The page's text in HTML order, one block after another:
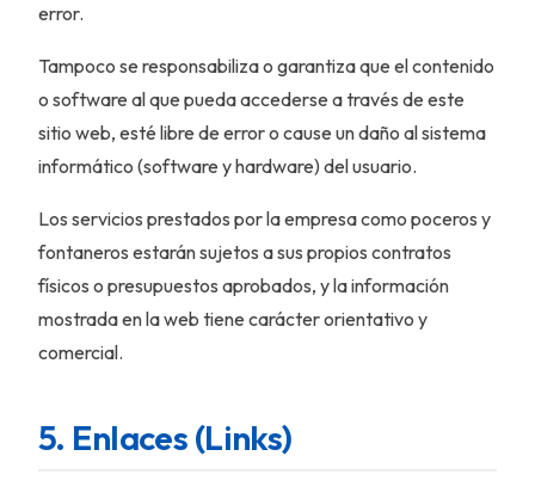
error.
Tampoco se responsabiliza o garantiza que el contenido
o software al que pueda accederse a través de este
sitio web, esté libre de error o cause un daño al sistema
informático (software y hardware) del usuario.
Los servicios prestados por la empresa como poceros y
fontaneros estarán sujetos a sus propios contratos
físicos o presupuestos aprobados, y la información
mostrada en la web tiene carácter orientativo y
comercial.
5. Enlaces (Links)